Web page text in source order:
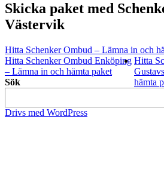
Skicka paket med
Västervik
Hitta Schenker Ombud – Lämna in och
Hitta Schenker Ombud Enköping
– Lämna in och hämta paket
Hitta
hämta
Sök
Drivs med WordPress